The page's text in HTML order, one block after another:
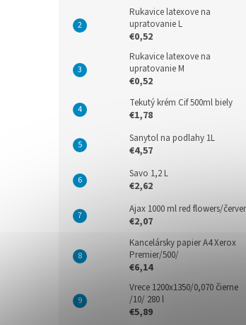
Rukavice latexove na
upratovanie L
€0,52
Rukavice latexove na
upratovanie M
€0,52
Tekutý krém Cif 500ml biely
€1,78
Sanytol na podlahy 1L
€4,57
Savo 1,2 L
€2,62
Ajax 1000 ml red flowers/
€2,07
Kancelársky papier A4 Xerox
Premier/500/
€6,14
Vrece 1200x1350/0,070 čierne
/10/ 280 l
€5,89